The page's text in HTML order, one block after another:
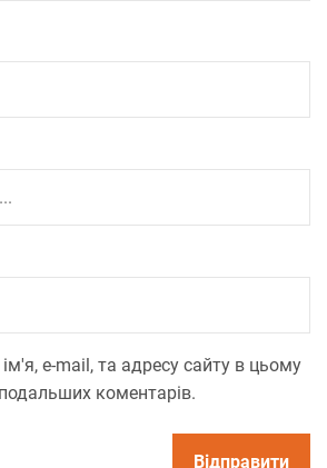
e-mail, та адресу сайту в цьому
коментарів.